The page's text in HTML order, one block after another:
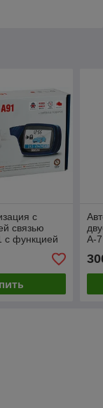
с
связью
с функцией
A-